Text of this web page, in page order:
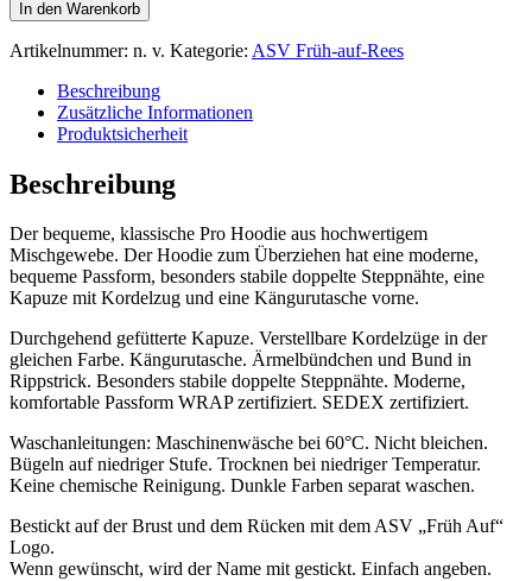
In den Warenkorb
Artikelnummer: n. v. Kategorie: ASV Früh-auf-Rees
Beschreibung
Zusätzliche Informationen
Produktsicherheit
Beschreibung
Der bequeme, klassische Pro Hoodie aus hochwertigem
Mischgewebe. Der Hoodie zum Überziehen hat eine moderne,
bequeme Passform, besonders stabile doppelte Steppnähte, eine
Kapuze mit Kordelzug und eine Kängurutasche vorne.
Durchgehend gefütterte Kapuze. Verstellbare Kordelzüge in der
gleichen Farbe. Kängurutasche. Ärmelbündchen und Bund in
Rippstrick. Besonders stabile doppelte Steppnähte. Moderne,
komfortable Passform WRAP zertifiziert. SEDEX zertifiziert.
Waschanleitungen: Maschinenwäsche bei 60°C. Nicht bleichen.
Bügeln auf niedriger Stufe. Trocknen bei niedriger Temperatur.
Keine chemische Reinigung. Dunkle Farben separat waschen.
Bestickt auf der Brust und dem Rücken mit dem ASV „Früh Auf“
Logo.
Wenn gewünscht, wird der Name mit gestickt. Einfach angeben.